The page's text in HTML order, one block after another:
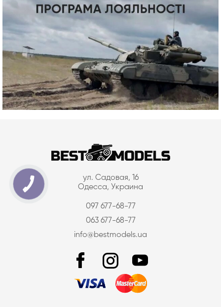
ул. Садовая, 16
Одесса, Украина
097 677-68-77
063 677-68-77
info@bestmodels.ua